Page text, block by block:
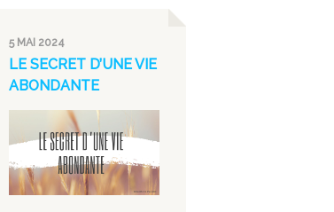
5 MAI 2024
LE SECRET D’UNE VIE
ABONDANTE